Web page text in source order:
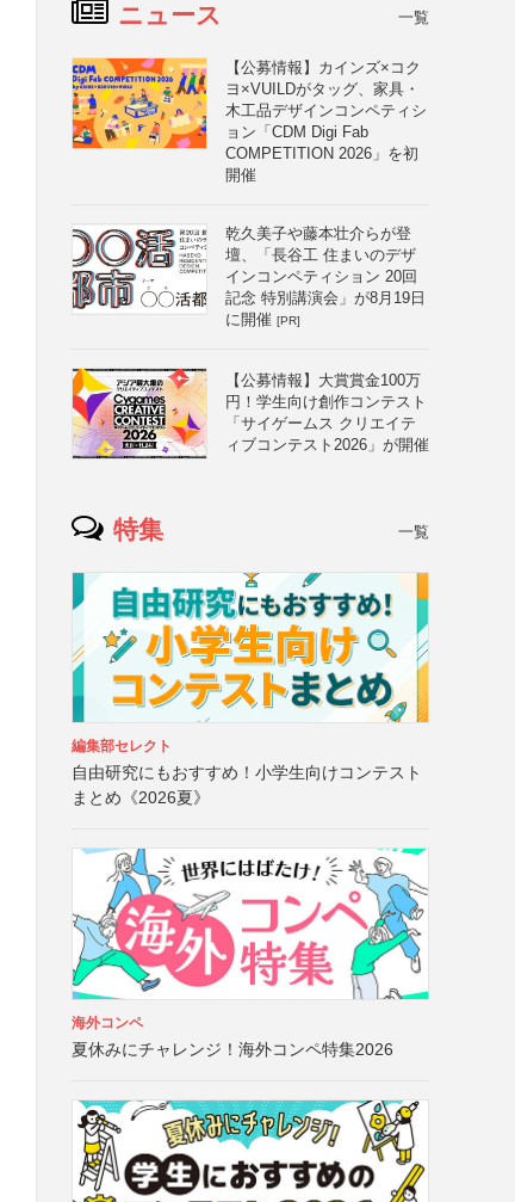
ニュース 一覧
【公募情報】カインズ×コク
ヨ×VUILDがタッグ、家具・
木工品デザインコンペティシ
ョン「CDM Digi Fab
COMPETITION 2026」を初
開催
乾久美子や藤本壮介らが登
壇、「長谷工 住まいのデザ
インコンペティション 20回
記念 特別講演会」が8月19日
に開催 [PR]
【公募情報】大賞賞金100万
円！学生向け創作コンテスト
「サイゲームス クリエイテ
ィブコンテスト2026」が開催
特集 一覧
編集部セレクト
自由研究にもおすすめ！小学生向けコンテスト
まとめ《2026夏》
海外コンペ
夏休みにチャレンジ！海外コンペ特集2026